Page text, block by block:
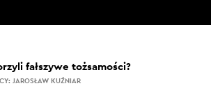
fałszywe tożsamości?
JAROSŁAW KUŹNIAR